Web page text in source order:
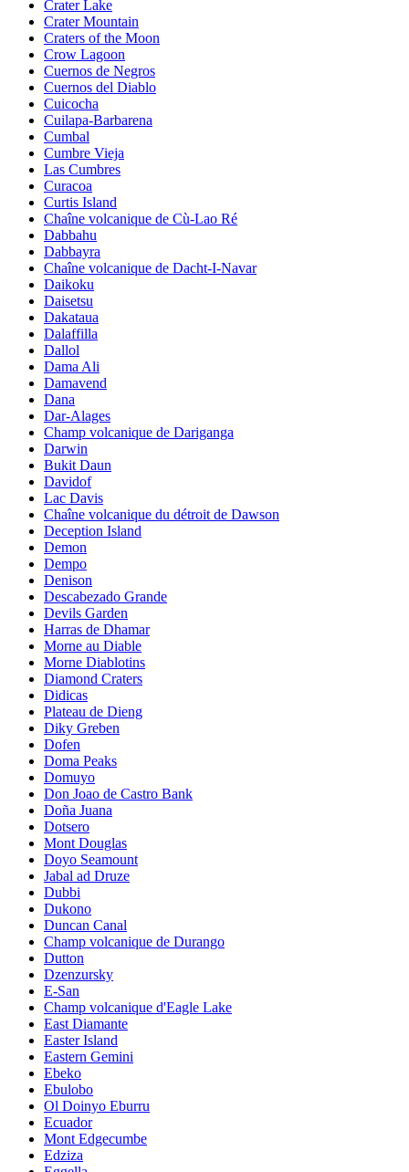
Crater Lake
Crater Mountain
Craters of the Moon
Crow Lagoon
Cuernos de Negros
Cuernos del Diablo
Cuicocha
Cuilapa-Barbarena
Cumbal
Cumbre Vieja
Las Cumbres
Curacoa
Curtis Island
Chaîne volcanique de Cù-Lao Ré
Dabbahu
Dabbayra
Chaîne volcanique de Dacht-I-Navar
Daikoku
Daisetsu
Dakataua
Dalaffilla
Dallol
Dama Ali
Damavend
Dana
Dar-Alages
Champ volcanique de Dariganga
Darwin
Bukit Daun
Davidof
Lac Davis
Chaîne volcanique du détroit de Dawson
Deception Island
Demon
Dempo
Denison
Descabezado Grande
Devils Garden
Harras de Dhamar
Morne au Diable
Morne Diablotins
Diamond Craters
Didicas
Plateau de Dieng
Diky Greben
Dofen
Doma Peaks
Domuyo
Don Joao de Castro Bank
Doña Juana
Dotsero
Mont Douglas
Doyo Seamount
Jabal ad Druze
Dubbi
Dukono
Duncan Canal
Champ volcanique de Durango
Dutton
Dzenzursky
E-San
Champ volcanique d'Eagle Lake
East Diamante
Easter Island
Eastern Gemini
Ebeko
Ebulobo
Ol Doinyo Eburru
Ecuador
Mont Edgecumbe
Edziza